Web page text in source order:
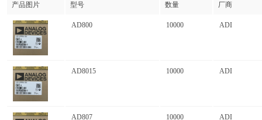
产品图片 型号 数量 厂商
AD800 10000 ADI
AD8015 10000 ADI
AD807 10000 ADI